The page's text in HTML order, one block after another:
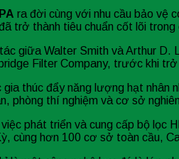
ra đời cùng với nhu cầu bảo vệ
trở thành tiêu chuẩn cốt lõi
giữa Walter Smith và Arthur D.
Filter Company, trước khi
gia thúc đẩy năng lượng hạt
phòng thí nghiệm và cơ sở
phát triển và cung cấp bộ lọc
cùng hơn 100 cơ sở toàn cầu,